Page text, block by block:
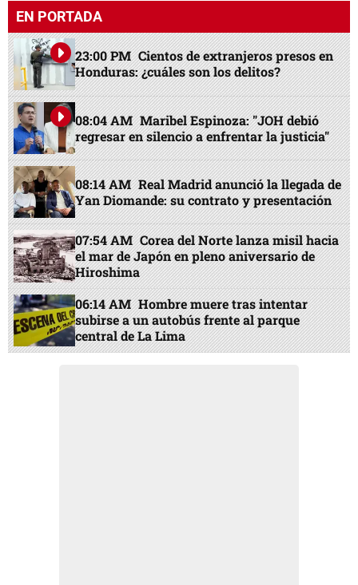
EN PORTADA
23:00 PM Cientos de extranjeros presos en
Honduras: ¿cuáles son los delitos?
08:04 AM Maribel Espinoza: "JOH debió
regresar en silencio a enfrentar la justicia"
08:14 AM Real Madrid anunció la llegada de
Yan Diomande: su contrato y presentación
07:54 AM Corea del Norte lanza misil hacia
el mar de Japón en pleno aniversario de
Hiroshima
06:14 AM Hombre muere tras intentar
subirse a un autobús frente al parque
central de La Lima